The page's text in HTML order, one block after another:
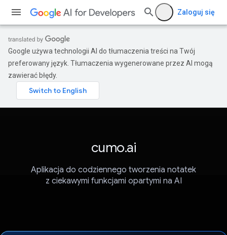
Zaloguj się
Google używa technologii AI do tłumaczenia treści na Twój
preferowany język. Tłumaczenia wygenerowane przez AI mogą
zawierać błędy.
cumo.ai
Aplikacja do codziennego tworzenia notatek
z ciekawymi funkcjami opartymi na AI